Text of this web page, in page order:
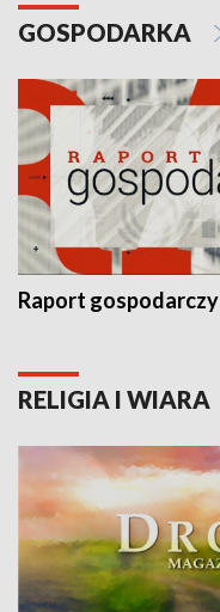
GOSPODARKA
Raport gospodarczy
RELIGIA I WIARA